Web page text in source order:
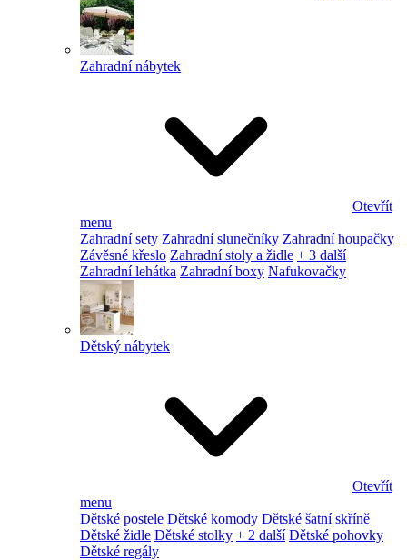
Zahradní nábytek
Otevřít
menu
Zahradní sety Zahradní slunečníky Zahradní houpačky
Závěsné křeslo Zahradní stoly a židle + 3 další
Zahradní lehátka Zahradní boxy Nafukovačky
Dětský nábytek
Otevřít
menu
Dětské postele Dětské komody Dětské šatní skříně
Dětské židle Dětské stolky + 2 další Dětské pohovky
Dětské regály